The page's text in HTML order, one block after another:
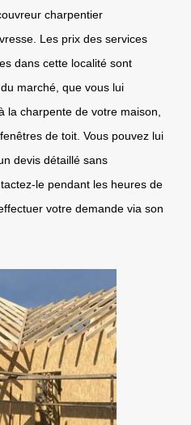
charpentier
Les prix des services
dans cette localité sont
marché, que vous lui
la charpente de votre maison,
de toit. Vous pouvez lui
devis détaillé sans
le pendant les heures de
votre demande via son